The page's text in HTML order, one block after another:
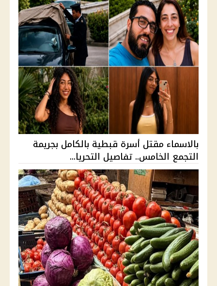
بالاسماء مقتل أسرة قبطية بالكامل بجريمة
التجمع الخامس.. تفاصيل التحريا...